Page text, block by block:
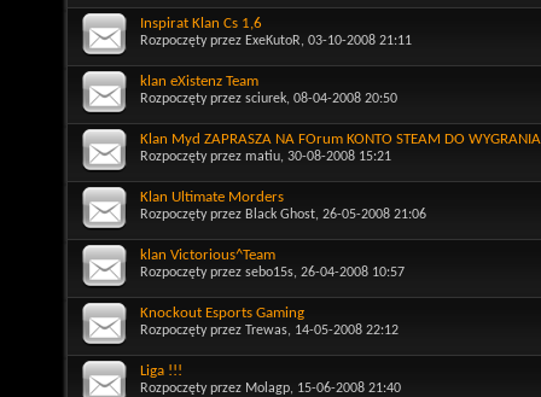
Inspirat Klan Cs 1,6
Rozpoczęty przez ExeKutoR, 03-10-2008 21:11
klan eXistenz Team
Rozpoczęty przez sciurek, 08-04-2008 20:50
Klan Myd ZAPRASZA NA FOrum KONTO STEAM DO
Rozpoczęty przez matiu, 30-08-2008 15:21
Klan Ultimate Morders
Rozpoczęty przez Black Ghost, 26-05-2008 21:06
klan Victorious^Team
Rozpoczęty przez sebo15s, 26-04-2008 10:57
Knockout Esports Gaming
Rozpoczęty przez Trewas, 14-05-2008 22:12
Liga !!!
Rozpoczęty przez Molagp, 15-06-2008 21:40